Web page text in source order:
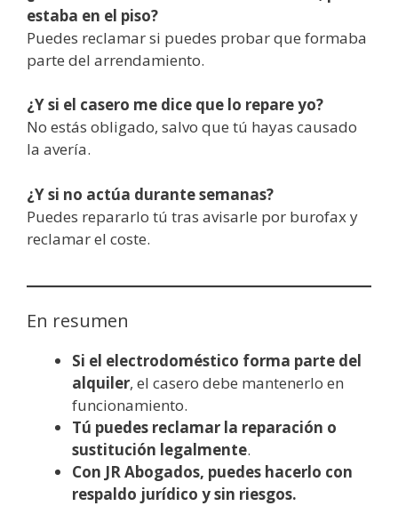
estaba en el piso?
Puedes reclamar si puedes probar que formaba
parte del arrendamiento.
¿Y si el casero me dice que lo repare yo?
No estás obligado, salvo que tú hayas causado
la avería.
¿Y si no actúa durante semanas?
Puedes repararlo tú tras avisarle por burofax y
reclamar el coste.
En resumen
Si el electrodoméstico forma parte del
alquiler, el casero debe mantenerlo en
funcionamiento.
Tú puedes reclamar la reparación o
sustitución legalmente.
Con JR Abogados, puedes hacerlo con
respaldo jurídico y sin riesgos.